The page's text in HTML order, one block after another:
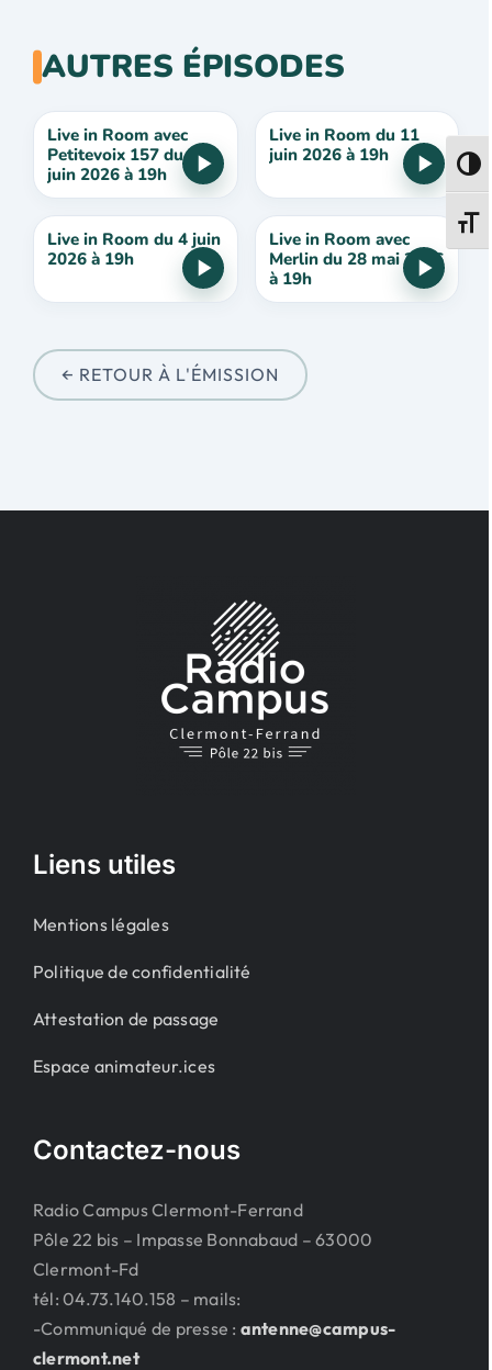
AUTRES ÉPISODES
Live in Room avec
Petitevoix 157 du 18
juin 2026 à 19h
Live in Room du 11
juin 2026 à 19h
Live in Room du 4 juin
2026 à 19h
Live in Room avec
Merlin du 28 mai 2026
à 19h
← RETOUR À L'ÉMISSION
Liens utiles
Mentions légales
Politique de confidentialité
Attestation de passage
Espace animateur.ices
Contactez-nous
Radio Campus Clermont-Ferrand
Pôle 22 bis – Impasse Bonnabaud – 63000
Clermont-Fd
tél: 04.73.140.158 – mails:
-Communiqué de presse : antenne@campus-
clermont.net